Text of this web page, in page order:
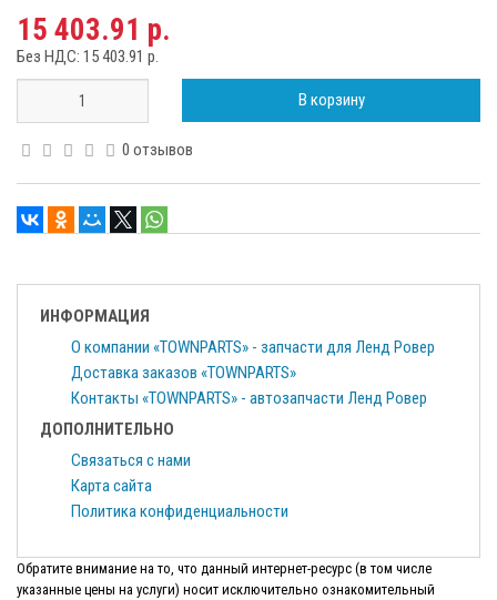
15 403.91 р.
Без НДС: 15 403.91 р.
В корзину
0 отзывов
ИНФОРМАЦИЯ
О компании «TOWNPARTS» - запчасти для Ленд Ровер
Доставка заказов «TOWNPARTS»
Контакты «TOWNPARTS» - автозапчасти Ленд Ровер
ДОПОЛНИТЕЛЬНО
Связаться с нами
Карта сайта
Политика конфиденциальности
Обратите внимание на то, что данный интернет-ресурс (в том числе
указанные цены на услуги) носит исключительно ознакомительный